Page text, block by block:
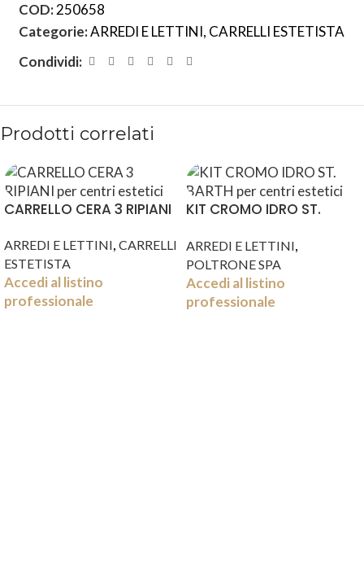
COD:250658
Categorie:ARREDI E LETTINI, CARRELLI ESTETISTA
Condividi:
Prodotti correlati
CARRELLO CERA 3 RIPIANI
ARREDI E LETTINI, CARRELLI
ESTETISTA
Accedi al listino
professionale
KIT CROMO IDRO ST.
ARREDI E LETTINI,
POLTRONE SPA
Accedi al listino
professionale